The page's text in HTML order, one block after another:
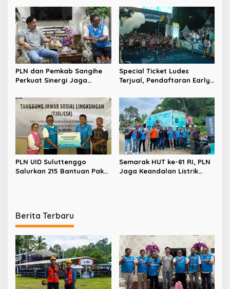
Bermazmur” di Sangihe
Kolaborasi dengan Pemkab
Jadi Kunci
PLN dan Pemkab Sangihe
Perkuat Sinergi Jaga
Wilayah Kepulauan
Special Ticket Ludes
Terjual, Pendaftaran Early
Dibuka Besok
PLN UID Suluttenggo
Salurkan 215 Bantuan Paket
Semarak HUT ke-81 RI, PLN
Jaga Keandalan Listrik
Berita Terbaru